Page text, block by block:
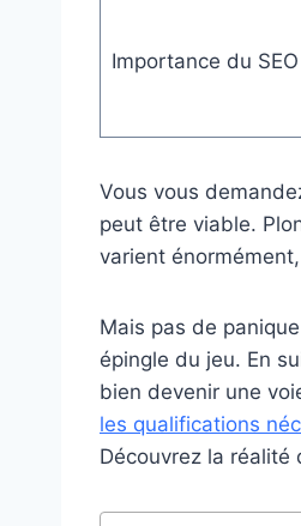
Importance du SEO
Vous vous
peut être viable.
varient
Mais pas de
épingle du jeu. En
bien devenir une
les qualifications
Découvrez la